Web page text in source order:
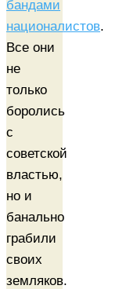
бандами
националистов.
Все они
не
только
боролись
с
советской
властью,
но и
банально
грабили
своих
земляков.